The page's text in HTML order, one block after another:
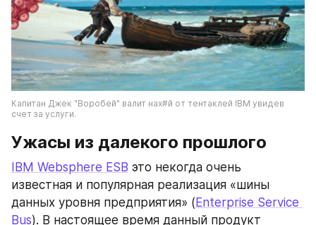
Капитан Джек "Воробей" валит нах#й от тентаклей IBM увидев
счет за услуги.
Ужасы из далекого прошлого
IBM Websphere ESB это некогда очень
известная и популярная реализация «шины
данных уровня предприятия» (Enterprise Service
Bus). В настоящее время данный продукт